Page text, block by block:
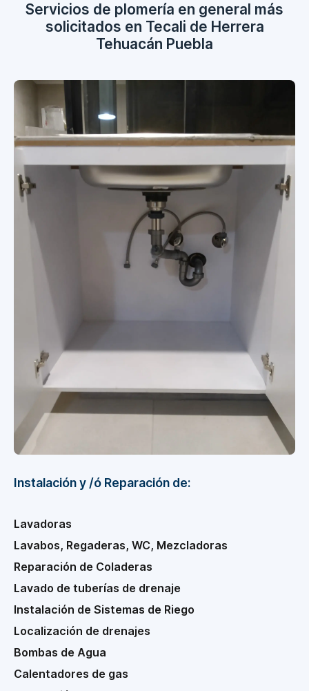
Servicios de plomería en general más
solicitados en Tecali de Herrera
Tehuacán Puebla
Instalación y /ó Reparación de:
Lavadoras
Lavabos, Regaderas, WC, Mezcladoras
Reparación de Coladeras
Lavado de tuberías de drenaje
Instalación de Sistemas de Riego
Localización de drenajes
Bombas de Agua
Calentadores de gas